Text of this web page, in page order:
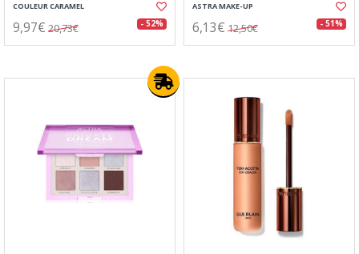
COULEUR CARAMEL
9,97€ 20,73€ - 52%
ASTRA MAKE-UP
6,13€ 12,50€ - 51%